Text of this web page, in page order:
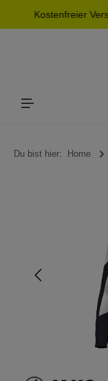
springen
Kostenfreier
Du bist hier: Home